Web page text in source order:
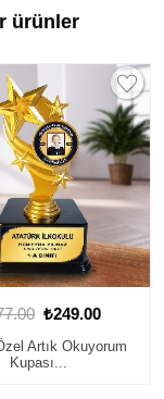
ürünler
₺249.00
Artık Okuyorum
Kupası...